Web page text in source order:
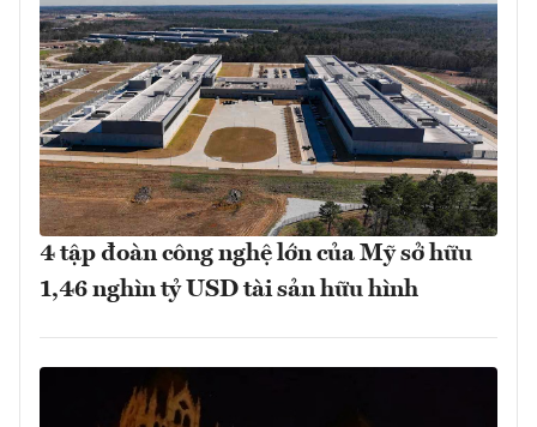
4 tập đoàn công nghệ lớn của Mỹ sở hữu
1,46 nghìn tỷ USD tài sản hữu hình